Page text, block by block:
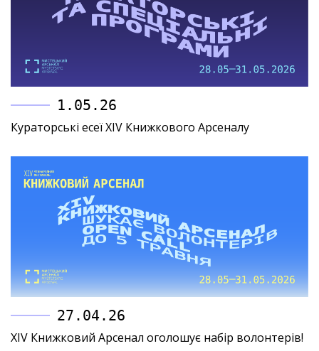
1.05.26
Кураторські есеї XIV Книжкового Арсеналу
27.04.26
XIV Книжковий Арсенал оголошує набір волонтерів!